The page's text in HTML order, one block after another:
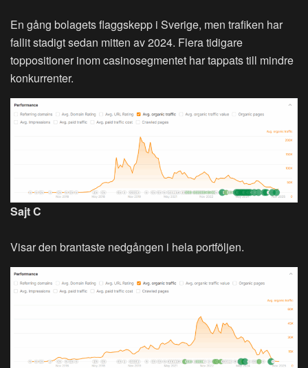
En gång bolagets flaggskepp i Sverige, men trafiken har
fallit stadigt sedan mitten av 2024. Flera tidigare
toppositioner inom casinosegmentet har tappats till mindre
konkurrenter.
Sajt C
Visar den brantaste nedgången i hela portföljen.